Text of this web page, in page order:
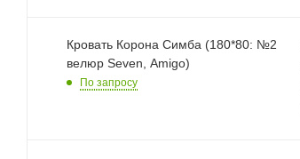
Кровать Корона Симба (180*80: №2
велюр Seven, Amigo)
По запросу